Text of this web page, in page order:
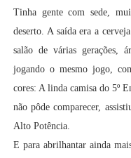
Tinha gente com sede,
deserto. A saída era a
salão de várias gerações,
jogando o mesmo jogo,
cores: A linda camisa do 5º
não pôde comparecer,
Alto Potência.
E para abrilhantar ainda